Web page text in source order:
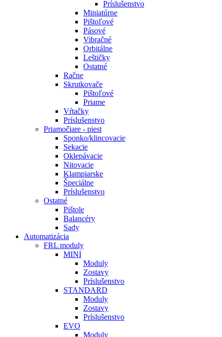
Príslušenstvo
Miniatúrne
Pištoľové
Pásové
Vibračné
Orbitálne
Leštičky
Ostatné
Račne
Skrutkovače
Pištoľové
Priame
Vŕtačky
Príslušenstvo
Priamočiare - piest
Sponko/klincovacie
Sekacie
Oklepávacie
Nitovacie
Klampiarske
Špeciálne
Príslušenstvo
Ostatné
Pištole
Balancéry
Sady
Automatizácia
FRL moduly
MINI
Moduly
Zostavy
Príslušenstvo
STANDARD
Moduly
Zostavy
Príslušenstvo
EVO
Moduly